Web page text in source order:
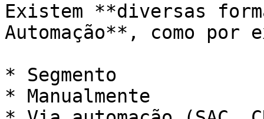
Existem **diversas
Automação**, como por
* Segmento
* Manualmente